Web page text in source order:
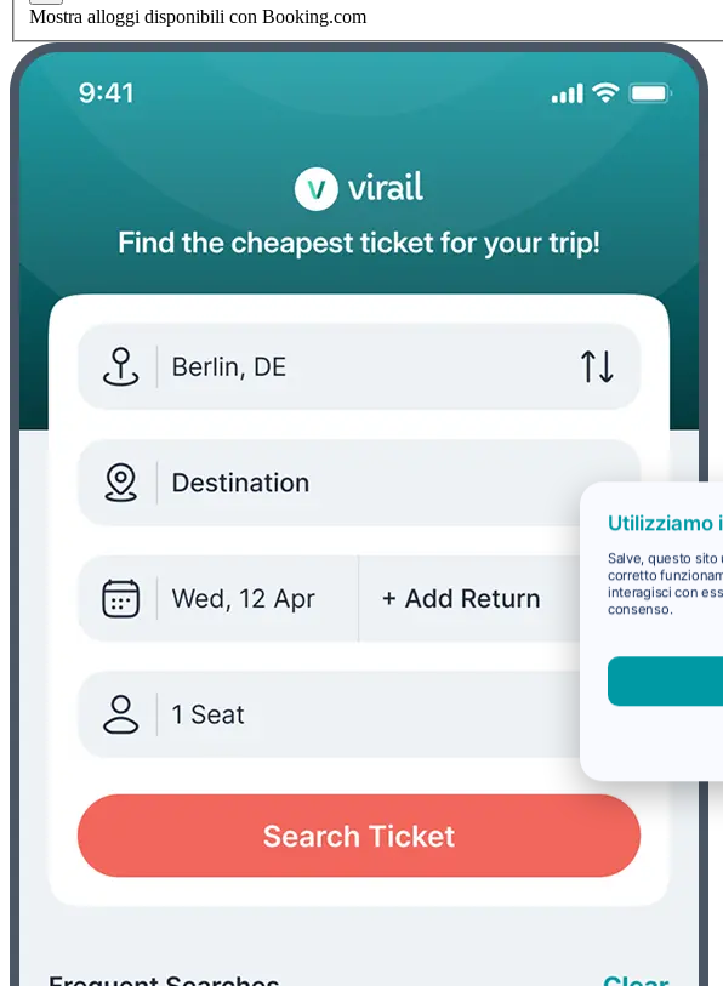
Mostra alloggi disponibili con Booking.com
Utilizziamo
Salve, questo sito
corretto
interagisci con
consenso.